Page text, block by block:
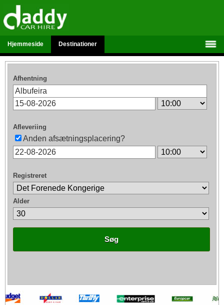
Hjemmeside Destinationer
Afhentning
Afleveriing
Anden afsætningsplacering?
Registreret
Alder
Søg